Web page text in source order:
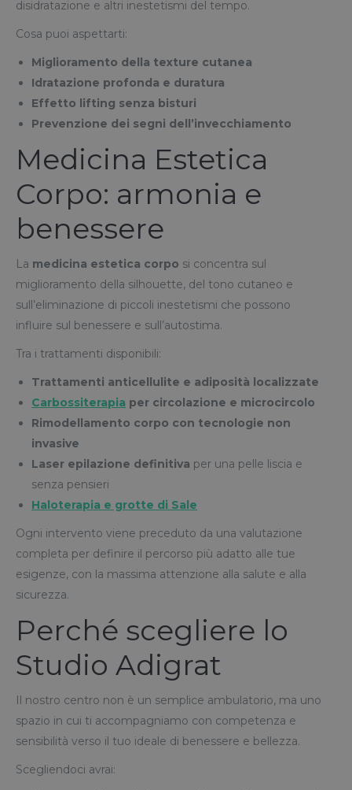
disidratazione e altri inestetismi del tempo.
Cosa puoi aspettarti:
Miglioramento della texture cutanea
Idratazione profonda e duratura
Effetto lifting senza bisturi
Prevenzione dei segni dell’invecchiamento
Medicina Estetica
Corpo: armonia e
benessere
La medicina estetica corpo si concentra sul
miglioramento della silhouette, del tono cutaneo e
sull’eliminazione di piccoli inestetismi che possono
influire sul benessere e sull’autostima.
Tra i trattamenti disponibili:
Trattamenti anticellulite e adiposità localizzate
Carbossiterapia per circolazione e microcircolo
Rimodellamento corpo con tecnologie non
invasive
Laser epilazione definitiva per una pelle liscia e
senza pensieri
Haloterapia e grotte di Sale
Ogni intervento viene preceduto da una valutazione
completa per definire il percorso più adatto alle tue
esigenze, con la massima attenzione alla salute e alla
sicurezza.
Perché scegliere lo
Studio Adigrat
Il nostro centro non è un semplice ambulatorio, ma uno
spazio in cui ti accompagniamo con competenza e
sensibilità verso il tuo ideale di benessere e bellezza.
Scegliendoci avrai: